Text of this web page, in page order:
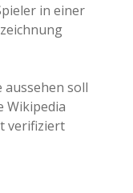
in einer
aussehen soll
Wikipedia
verifiziert